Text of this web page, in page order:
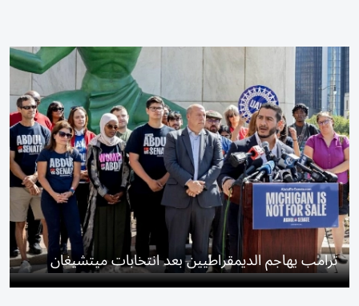
ترامب يهاجم الديمقراطيين بعد انتخابات ميتشيغان